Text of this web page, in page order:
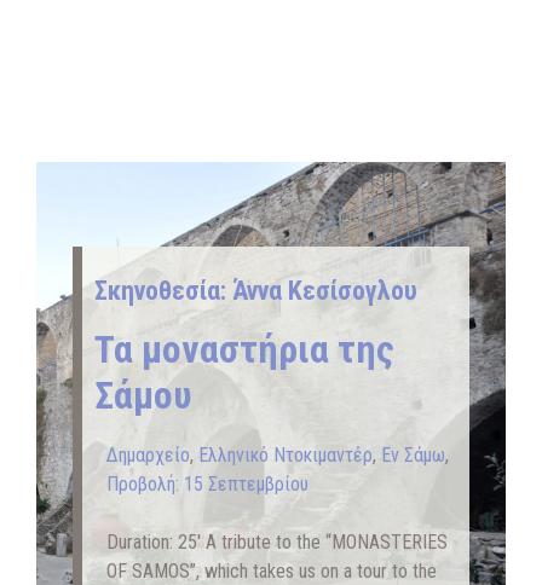
Σκηνοθεσία: Άννα Κεσίσογλου
Τα μοναστήρια της
Σάμου
Δημαρχείο, Ελληνικό Ντοκιμαντέρ, Εν Σάμω,
Προβολή: 15 Σεπτεμβρίου
Duration: 25′ A tribute to the “MONASTERIES
OF SAMOS”, which takes us on a tour to the